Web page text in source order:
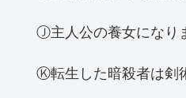
Ⓙ主人公の養女になり
Ⓚ転生した暗殺者は剣